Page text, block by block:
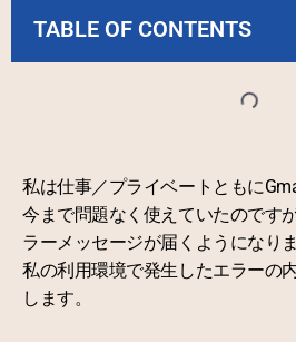
TABLE OF CONTENTS
私は仕事／プライベートともに
今まで問題なく使えていたのです
ラーメッセージが届くようになり
私の利用環境で発生したエラーの
します。